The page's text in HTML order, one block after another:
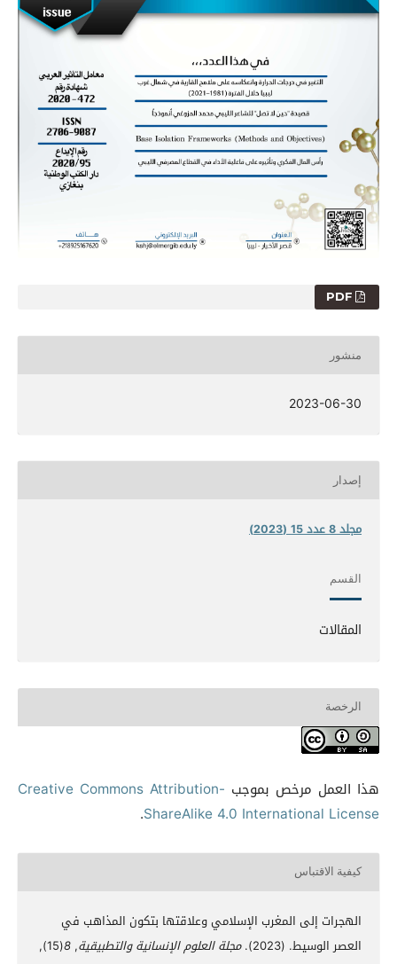
PDF
منشور
2023-06-30
إصدار
مجلد 8 عدد 15 (2023)
القسم
المقالات
الرخصة
هذا العمل مرخص بموجب Creative Commons Attribution-
ShareAlike 4.0 International License
.
كيفية الاقتباس
الهجرات إلى المغرب الإسلامي وعلاقتها بتكون المذاهب في
العصر الوسيط. (2023).
مجلة العلوم الإنسانية والتطبيقية,
8
(15),